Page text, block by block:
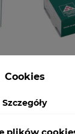
Cookies
Szczegóły